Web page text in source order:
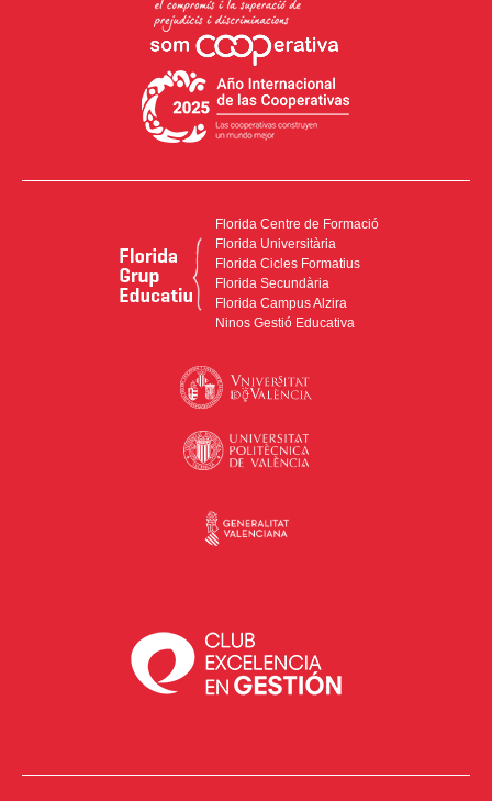
Florida Centre de Formació
Florida Universitària
Florida Cicles Formatius
Florida Secundària
Florida Campus Alzira
Ninos Gestió Educativa